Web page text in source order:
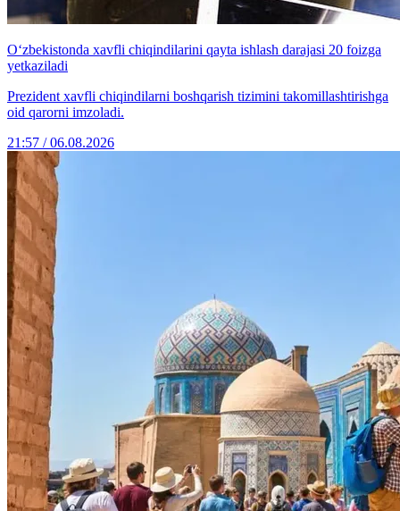
O‘zbekistonda xavfli chiqindilarini qayta ishlash darajasi 20 foizga
yetkaziladi
Prezident xavfli chiqindilarni boshqarish tizimini takomillashtirishga
oid qarorni imzoladi.
21:57 / 06.08.2026